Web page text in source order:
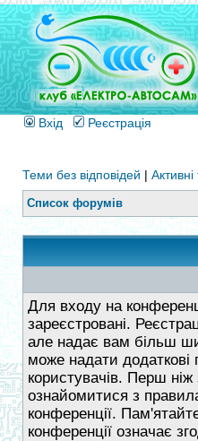
Вхід Реєстрація
Теми без відповідей |
Список форумів
Для входу на
зареєстровані.
але надає вам більш
може надати додаткові
користувачів. Перш
ознайомитися з
конференції.
конференції означає